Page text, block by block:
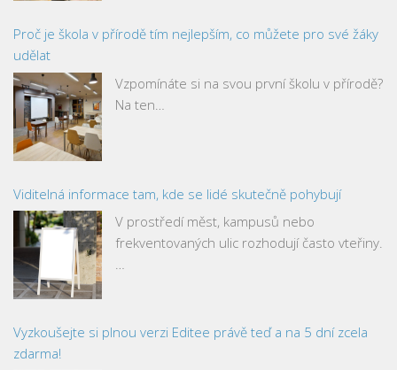
Proč je škola v přírodě tím nejlepším, co můžete pro své žáky
udělat
Vzpomínáte si na svou první školu v přírodě?
Na ten…
Viditelná informace tam, kde se lidé skutečně pohybují
V prostředí měst, kampusů nebo
frekventovaných ulic rozhodují často vteřiny.
…
Vyzkoušejte si plnou verzi Editee právě teď a na 5 dní zcela
zdarma!